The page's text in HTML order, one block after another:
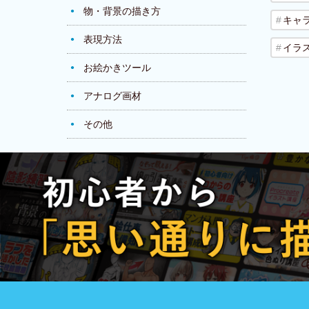
物・背景の描き方
表現方法
お絵かきツール
アナログ画材
その他
キャ
イラ